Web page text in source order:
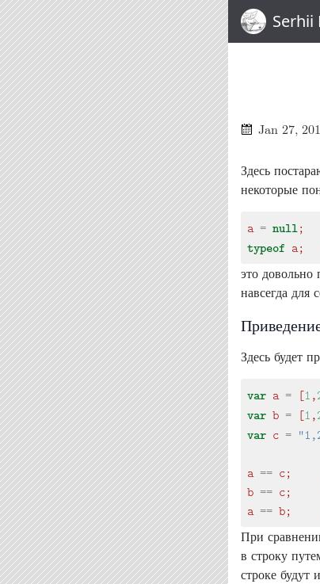
Serhii
Jan 27,
Здесь
некоторые
a = null;
typeof a;
это довольно
навсегда для
Здесь будет
var a = [1,
var b = [1,
var c =
a == c;
b == c;
a == b;
При
в строку
строке будут